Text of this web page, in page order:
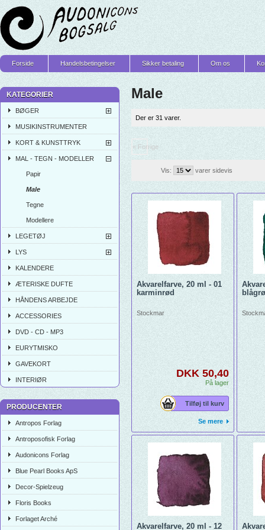
Forside Handelsbetingelser Sikker betaling Om os
KATEGORIER
BØGER
MUSIKINSTRUMENTER
KORT & KUNSTTRYK
MAL - TEGN - MODELLER
Papir
Male
Tegne
Modellere
LEGETØJ
LYS
KALENDERE
ÆTERISKE DUFTE
HÅNDENS ARBEJDE
ACCESSORIES
DVD - CD - MP3
EURYTMISKO
GAVEKORT
INTERIØR
PRODUCENTER
Antropos Forlag
Antroposofisk Forlag
Audonicons Forlag
Blue Pearl Books ApS
Decor-Spielzeug
Floris Books
Forlaget Arché
Male
Der er 31 varer.
« Forrige
Vis: varer sidevis
Akvarelfarve, 20 ml - 01
karminrød
Stockmar
DKK 50,40
På lager
Tilføj til kurv
Se mere
Akvarelfarve, 20 ml - 12